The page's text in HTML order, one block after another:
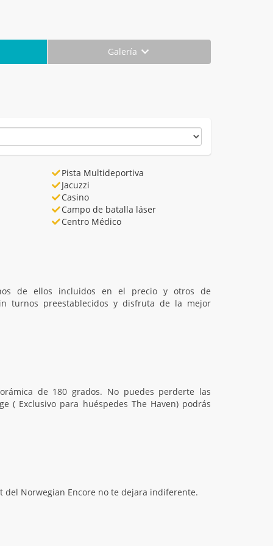
Galería
Pista Multideportiva
Jacuzzi
Casino
Campo de batalla láser
Centro Médico
de ellos incluidos en el precio y otros de
turnos preestablecidos y disfruta de la mejor
de 180 grados. No puedes perderte las
( Exclusivo para huéspedes The Haven) podrás
Norwegian Encore no te dejara indiferente.